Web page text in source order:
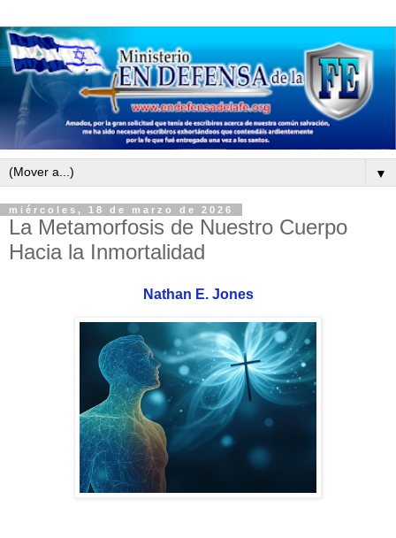
▼
miércoles, 18 de marzo de 2026
La Metamorfosis de Nuestro Cuerpo
Hacia la Inmortalidad
Nathan E. Jones